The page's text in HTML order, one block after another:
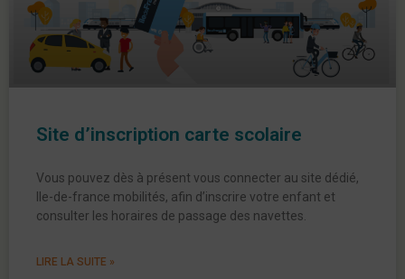
Site d’inscription carte scolaire
Vous pouvez dès à présent vous connecter au site dédié,
Ile-de-france mobilités, afin d’inscrire votre enfant et
consulter les horaires de passage des navettes.
LIRE LA SUITE »